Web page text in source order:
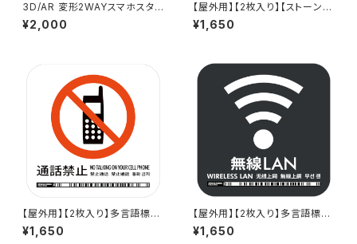
3D/AR 変形2WAYスマホスタン
ド「Wow 3D Museum」
¥2,000
【屋外用】【2枚入り】【ストーン
版】多言語標識「滑りやすい（グ
レー）」- 150x150mm/5言語/
テッカー - GDC-2000000211
65
¥1,650
【屋外用】【2枚入り】多言語標識
「通話禁止（白）」- 150x150m
m/5言語/新JIS対応/屋外対応/
¥1,650
【屋外用】【2枚入り】多言語標識
「無線LAN」- 150x150mm/5言
語/新JIS対応/スマホ連携 駅も
¥1,650